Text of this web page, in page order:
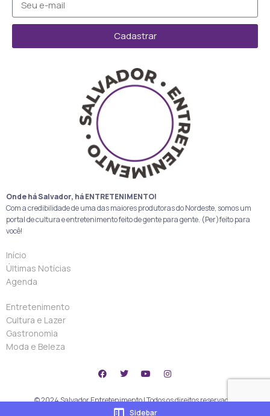
Sidebar
Cadastrar
Onde há Salvador, há ENTRETENIMENTO!
Com a credibilidade de uma das maiores produtoras do Nordeste, somos um
portal de cultura e entretenimento feito de gente para gente. (Per)feito para
você!
Início
Últimas Notícias
Agenda
Entretenimento
Cultura e Lazer
Gastronomia
Moda e Beleza
© 2024 Salvador Entretenimento | Todos os direitos reservados